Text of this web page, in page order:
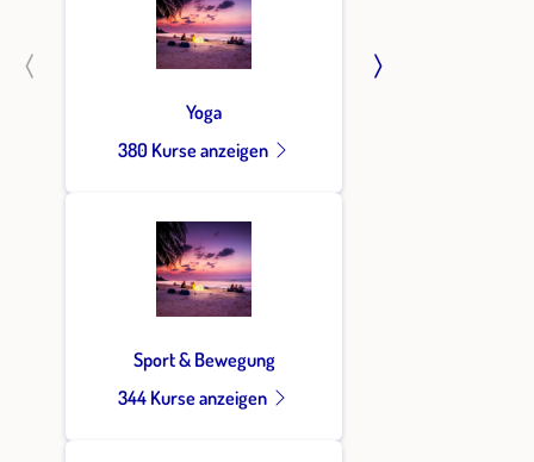
Yoga
380 Kurse anzeigen
Sport & Bewegung
344 Kurse anzeigen